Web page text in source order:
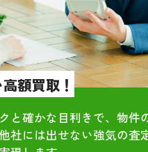
【所
・社
さん
りま
はな
く
・市
で、
額買取！
と確かな目利きで、物件
社には出せない強気の査